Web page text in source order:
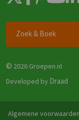
Zoek & Boek
© 2026 Groepen.nl
Developed by Draad
Algemene voorwaarden